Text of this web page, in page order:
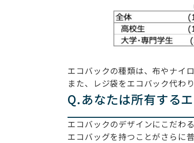
エコバックの種類は、布やナイ
また、レジ袋をエコバック代わ
Q.あなたは所有する
エコバックのデザインにこだわ
エコバッグを持つことがさらに